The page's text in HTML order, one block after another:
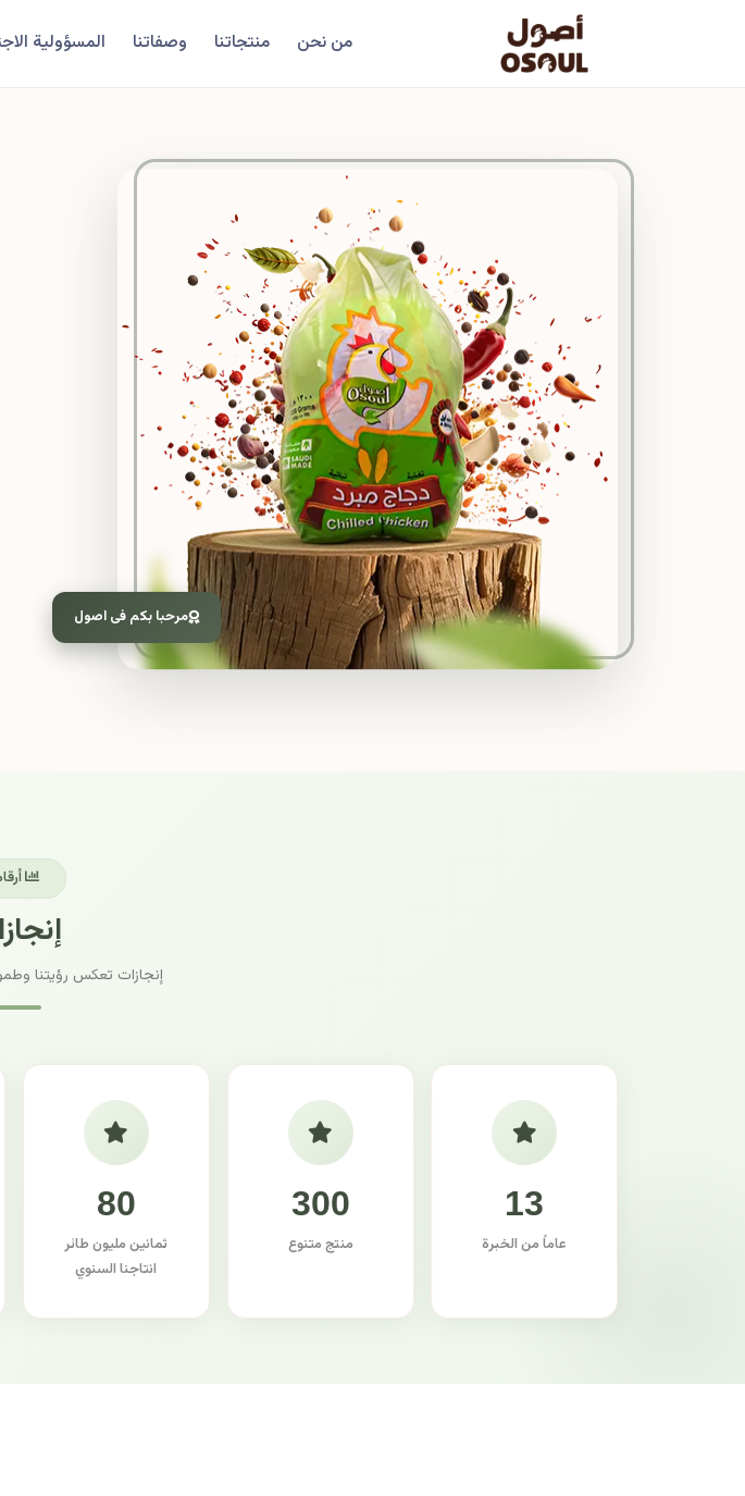
من نحن منتجاتنا وصفاتنا المسؤولية
مرحبا بكم فى اصول
إنجازات تعكس رؤيتنا
13
عاماً من الخبرة
300
منتج متنوع
80
ثمانين مليون طائر
انتاجنا السنوي